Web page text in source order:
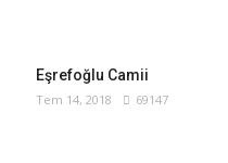
Eşrefoğlu Camii
Tem 14, 2018 69147